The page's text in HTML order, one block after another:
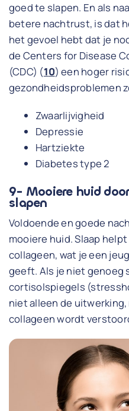
goed te slapen. En als
betere nachtrust, is dat
het gevoel hebt dat je
de Centers for Disease
(CDC) (10) een hoger
gezondheidsproblemen
Zwaarlijvigheid
Depressie
Hartziekte
Diabetes type 2
9- Mooiere huid
slapen
Voldoende en goede
mooiere huid. Slaap
collageen, wat je een
geeft. Als je niet genoeg
cortisolspiegels
niet alleen de uitwerking,
collageen wordt